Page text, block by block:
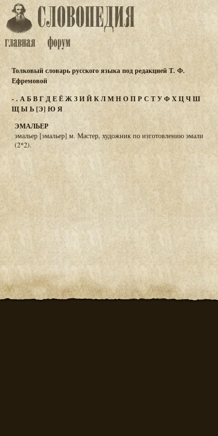
Толковый словарь русского языка под редакцией Т. Ф.
Ефремовой
- . АБВГДЕЁЖЗИЙКЛМНОПР С ТУФХЦЧШ
ЩЫЬ[Э] ЮЯ
ЭМАЛЬЕР
эмальер [эмальер] м. Мастер, художник по изготовлению эмали
(2*2).